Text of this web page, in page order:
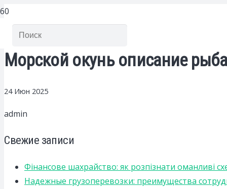
Морской окунь описание
24 Июн 2025
admin
Свежие записи
Фінансове шахрайство: як розпізнати оманливі
Надежные грузоперевозки: преимущества